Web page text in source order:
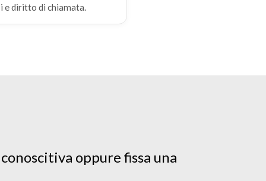
e diritto di chiamata.
oppure fissa una